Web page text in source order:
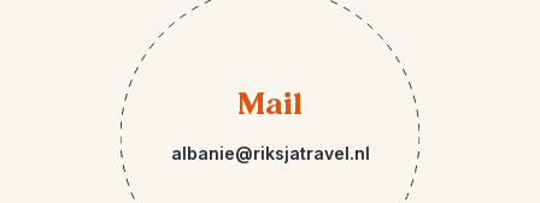
Mail
albanie@riksjatravel.nl